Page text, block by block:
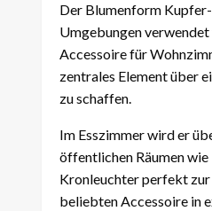
Der Blumenform
Umgebungen verwendet
Accessoire für
zentrales Element über
zu schaffen.
Im Esszimmer wird er
öffentlichen Räumen
Kronleuchter perfekt zur
beliebten Accessoire in